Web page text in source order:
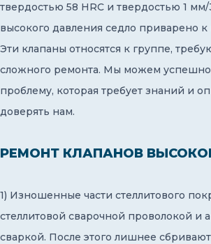
твердостью 58 HRC и твердостью 1
высокого давления седло приварено к
Эти клапаны относятся к группе,
сложного ремонта. Мы можем
проблему, которая требует знаний и
доверять нам.
РЕМОНТ КЛАПАНОВ
1) Изношенные части стеллитового
стеллитовой сварочной проволокой и
сваркой. После этого лишнее